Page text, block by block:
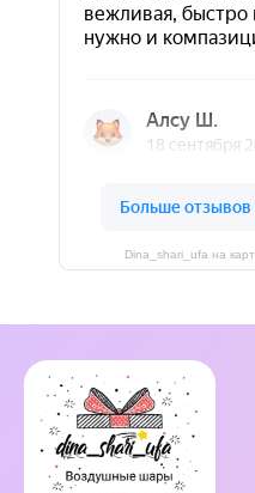
Dina_shari_ufa на